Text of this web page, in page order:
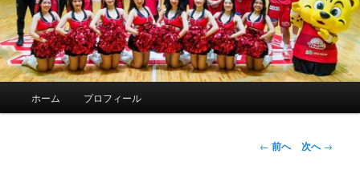
ホーム プロフィール
投← 前へ 次へ→